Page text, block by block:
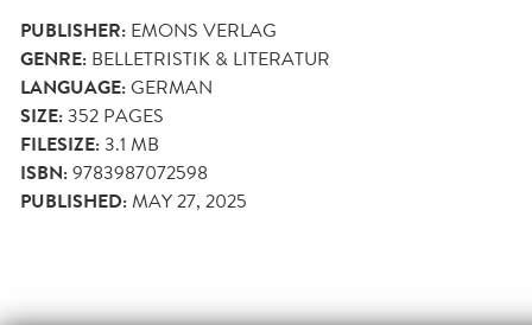
PUBLISHER: EMONS VERLAG
GENRE: BELLETRISTIK & LITERATUR
LANGUAGE:GERMAN
SIZE:352 PAGES
FILESIZE:3.1 MB
ISBN:9783987072598
PUBLISHED:MAY 27, 2025